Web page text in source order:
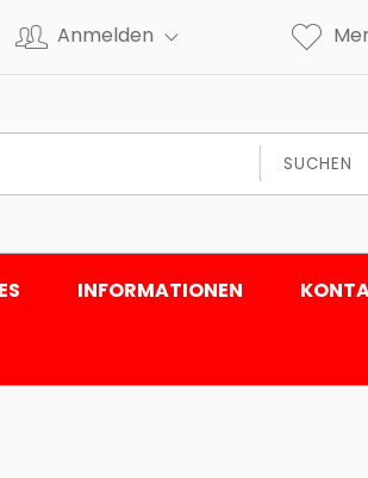
Anmelden
SUCHEN
INFORMATIONEN